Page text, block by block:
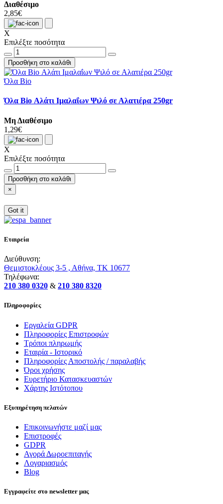
Διαθέσιμο
2,85€
X
Επιλέξτε ποσότητα
Προσθήκη στο καλάθι
Όλα Bio
Όλα Bio Αλάτι Ιμαλαΐων Ψιλό σε Αλατιέρα 250gr
Μη Διαθέσιμο
1,29€
X
Επιλέξτε ποσότητα
Προσθήκη στο καλάθι
×
Got it
Εταιρεία
Διεύθυνση:
Θεμιστοκλέους 3-5 , Αθήνα, ΤΚ 10677
Τηλέφωνα:
210 380 0320 & 210 380 8320
Πληροφορίες
Εργαλεία GDPR
Πληροφορίες Επιστροφών
Τρόποι πληρωμής
Εταιρία - Ιστορικό
Πληροφορίες Αποστολής / παραλαβής
Όροι χρήσης
Ευρετήριο Κατασκευαστών
Χάρτης Ιστότοπου
Εξυπηρέτηση πελατών
Επικοινωνήστε μαζί μας
Επιστροφές
GDPR
Αγορά Δωροεπιταγής
Λογαριασμός
Blog
Εγγραφείτε στο newsletter μας